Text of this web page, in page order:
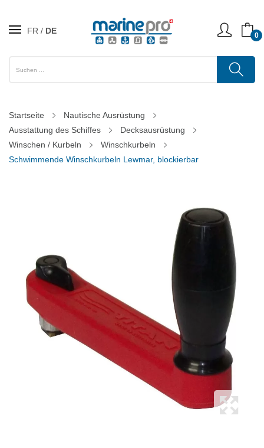
FR DE 0
Startseite
Nautische Ausrüstung
Ausstattung des Schiffes
Decksausrüstung
Winschen / Kurbeln
Winschkurbeln
Schwimmende Winschkurbeln Lewmar, blockierbar